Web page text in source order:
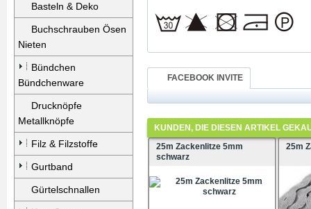
Basteln & Deko
Buchschrauben Ösen
Nieten
Bündchen
Bündchenware
Drucknöpfe
Metallknöpfe
Filz & Filzstoffe
Gurtband
Gürtelschnallen
FACEBOOK INVITE
KUNDEN, DIE DIESEN ARTIKEL
25m Zackenlitze 5mm
schwarz
25m